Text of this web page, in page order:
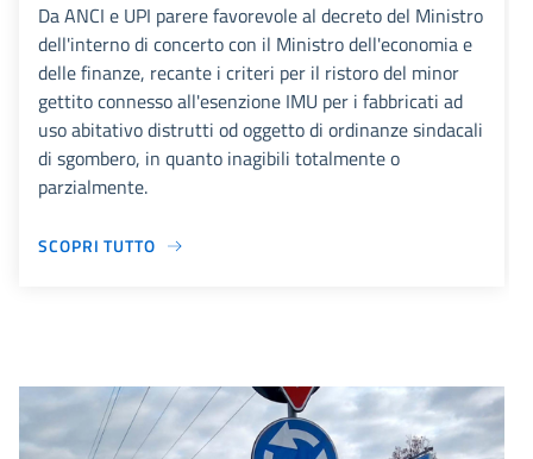
Da ANCI e UPI parere favorevole al decreto del Ministro
dell'interno di concerto con il Ministro dell'economia e
delle finanze, recante i criteri per il ristoro del minor
gettito connesso all'esenzione IMU per i fabbricati ad
uso abitativo distrutti od oggetto di ordinanze sindacali
di sgombero, in quanto inagibili totalmente o
parzialmente.
SCOPRI TUTTO